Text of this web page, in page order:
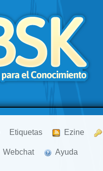
Etiquetas Ezine
Webchat Ayuda